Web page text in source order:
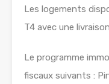
Les logements
T4 avec une
Le programme
fiscaux suivants :